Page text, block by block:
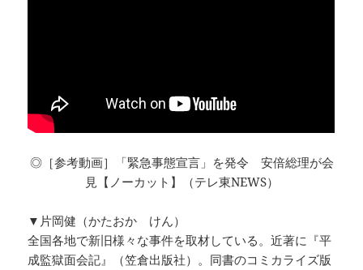
◎［参考動画］「緊急事態宣言」を発令 安倍総理が会
見【ノーカット】（テレ東NEWS）
▼片岡健（かたおか けん）
全国各地で新旧様々な事件を取材している。近著に『平
成監獄面会記』（笠倉出版社）。同書のコミカライズ版